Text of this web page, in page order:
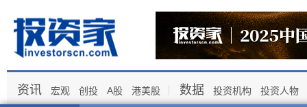
资讯 宏观 创投 A股 港美股 数据 投资机构 投资人物